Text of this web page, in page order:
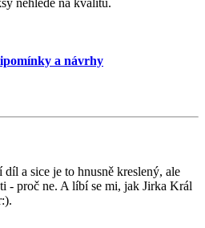
a návrhy
a sice je to hnusně kreslený, ale
- proč ne. A líbí se mi, jak Jirka Král